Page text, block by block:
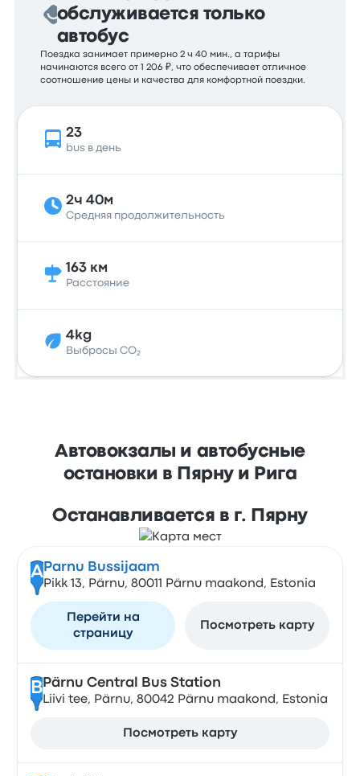
обслуживается только
автобус
Поездка занимает примерно 2 ч 40 мин., а тарифы
начинаются всего от 1 206 ₽, что обеспечивает отличное
соотношение цены и качества для комфортной поездки.
23
bus в день
2ч 40м
Средняя продолжительность
163 км
Расстояние
4kg
Выбросы CO₂
Автовокзалы и автобусные
остановки в Пярну и Рига
Останавливается в г. Пярну
A Parnu Bussijaam
Pikk 13, Pärnu, 80011 Pärnu maakond, Estonia
Перейти на
страницу
Посмотреть карту
B Pärnu Central Bus Station
Liivi tee, Pärnu, 80042 Pärnu maakond, Estonia
Посмотреть карту